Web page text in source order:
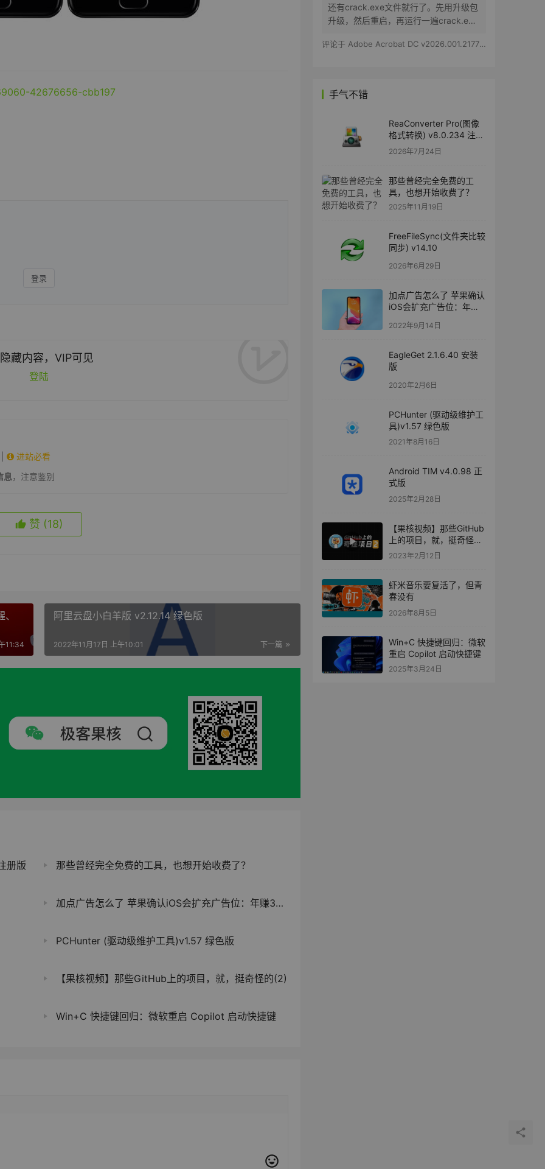
42676656-cbb197
登录
隐藏内容，VIP可见
登陆
进站必看
息，注意鉴别
赞 (18)
11:34
阿里云盘小白羊版 v2.12.14 绿色版
下一篇
2022年11月17日 上午10:01
册版 那些曾经完全免费的工具，也想开始收费了？
加点广告怎么了 苹果确认iOS会扩充广告位：年赚350亿
PCHunter (驱动级维护工具)v1.57 绿色版
【果核视频】那些GitHub上的项目，就，挺奇怪的(2)
Win+C 快捷键回归：微软重启 Copilot 启动快捷键
还有crack.exe文件就行了。先用升级包
升级，然后重启，再运行一遍crack.exe
评论于 Adobe Acrobat DC v2026.001.21779 特别版
手气不错
ReaConverter Pro(图像
格式转换) v8.0.234 注册
版
2026年7月24日
那些曾经完全免费的工
具，也想开始收费了？
2025年11月19日
FreeFileSync(文件夹比较
同步) v14.10
2026年6月29日
加点广告怎么了 苹果确认
iOS会扩充广告位：年赚
2022年9月14日
EagleGet 2.1.6.40 安装
版
2020年2月6日
PCHunter (驱动级维护工
具)v1.57 绿色版
2021年8月16日
Android TIM v4.0.98 正
式版
2025年2月28日
【果核视频】那些GitHub
上的项目，就，挺奇怪的
(2)
2023年2月12日
虾米音乐要复活了，但青
春没有
2026年8月5日
Win+C 快捷键回归：微软
重启 Copilot 启动快捷键
2025年3月24日